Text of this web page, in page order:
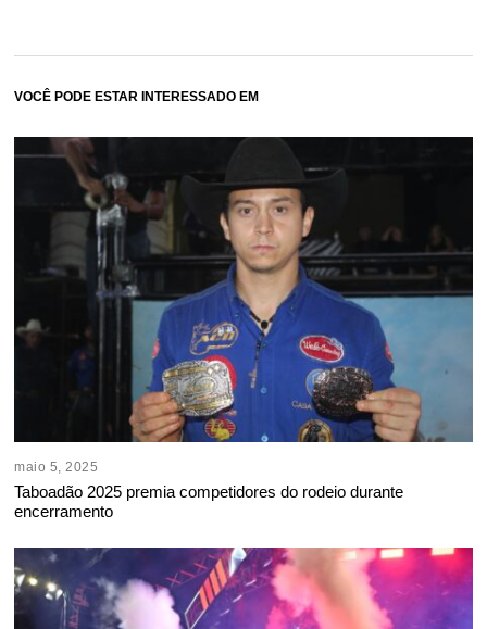
VOCÊ PODE ESTAR INTERESSADO EM
maio 5, 2025
Taboadão 2025 premia competidores do rodeio durante
encerramento